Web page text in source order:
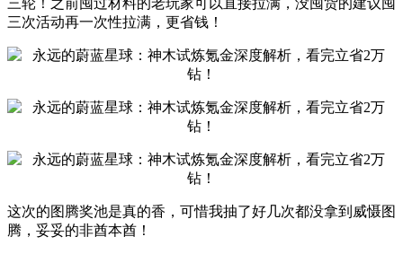
三次活动再一次性拉满，更省钱！
这次的图腾奖池是真的香，可惜我抽了好几次都没拿到威慑图
腾，妥妥的非酋本酋！